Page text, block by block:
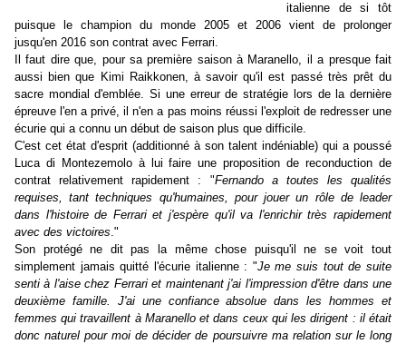
italienne de si tôt
puisque le champion du monde 2005 et 2006 vient de prolonger
jusqu'en 2016 son contrat avec Ferrari.
Il faut dire que, pour sa première saison à Maranello, il a presque fait
aussi bien que Kimi Raikkonen, à savoir qu'il est passé très prêt du
sacre mondial d'emblée. Si une erreur de stratégie lors de la dernière
épreuve l'en a privé, il n'en a pas moins réussi l'exploit de redresser une
écurie qui a connu un début de saison plus que difficile.
C'est cet état d'esprit (additionné à son talent indéniable) qui a poussé
Luca di Montezemolo à lui faire une proposition de reconduction de
contrat relativement rapidement : "Fernando a toutes les qualités
requises, tant techniques qu'humaines, pour jouer un rôle de leader
dans l'histoire de Ferrari et j'espère qu'il va l'enrichir très rapidement
avec des victoires."
Son protégé ne dit pas la même chose puisqu'il ne se voit tout
simplement jamais quitté l'écurie italienne : "Je me suis tout de suite
senti à l'aise chez Ferrari et maintenant j'ai l'impression d'être dans une
deuxième famille. J'ai une confiance absolue dans les hommes et
femmes qui travaillent à Maranello et dans ceux qui les dirigent : il était
donc naturel pour moi de décider de poursuivre ma relation sur le long